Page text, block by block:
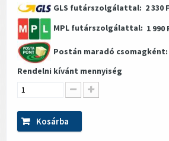
GLS futárszolgálattal: 2 330
MPL futárszolgálattal: 1 990
Postán maradó csomagként:
Rendelni kívánt mennyiség
Kosárba